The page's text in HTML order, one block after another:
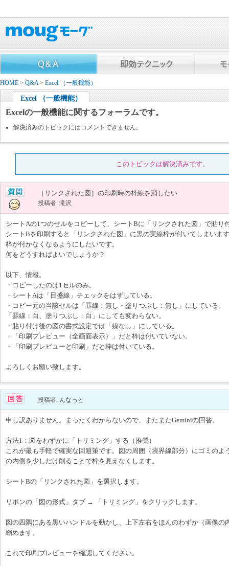
HOME > Q&A> Excel （一般機能）
Excel （一般機能）
Excelの一般機能に関するフォーラムです。
解決済みのトピックにはコメントできません。
このトピックは解決済みです。
［リンクされた図］の印刷時の枠線を消したい
投稿者: 滝沢
シートAの1つのセルをコピーして、シートBに「リンクされた図」で貼り
シートBを印刷すると「リンクされた図」に黒の実線枠が付いてしまいま
枠が付かなくなるようにしたいです。
何をどうすればよいでしょうか？
以下、情報。
・コピーしたのは1セルのみ。
・シートAは「目盛線」チェックをはずしている。
・コピー元の当該セルは「罫線：無し・塗りつぶし：無し」にしている。
「罫線：白、塗りつぶし：白」にしても変わらない。
・貼り付け後の図の書式設定では「線なし」にしている。
・「印刷プレビュー（全画面表示）」だと枠は付いていない。
・「印刷プレビューと印刷」だと枠は付いている。
よろしくお願い致します。
投稿者: んなっと
申し訳ありません。まったくわからないので、またまたGeminiの回答。
方法1：図をわずかに「トリミング」する（推奨）
これが最も手軽で確実な回避策です。図の周囲（境界線部分）にゴミのよ
の内側を少しだけ削ることで枠を見えなくします。
シートBの「リンクされた図」を選択します。
リボンの「図の形式」タブ → 「トリミング」をクリックします。
図の四隅にある黒いハンドルを動かし、上下左右をほんのわずか（画像の
縮めます。
これで印刷プレビューを確認してください。